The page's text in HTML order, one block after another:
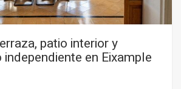
patio interior y
en Eixample